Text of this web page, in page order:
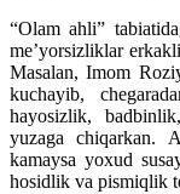
“Olam ahli”
meʼyorsizliklar
Masalan, Imom
kuchayib,
hayosizlik,
yuzaga chiqarkan.
kamaysa yoxud
hosidlik va pismiqlik